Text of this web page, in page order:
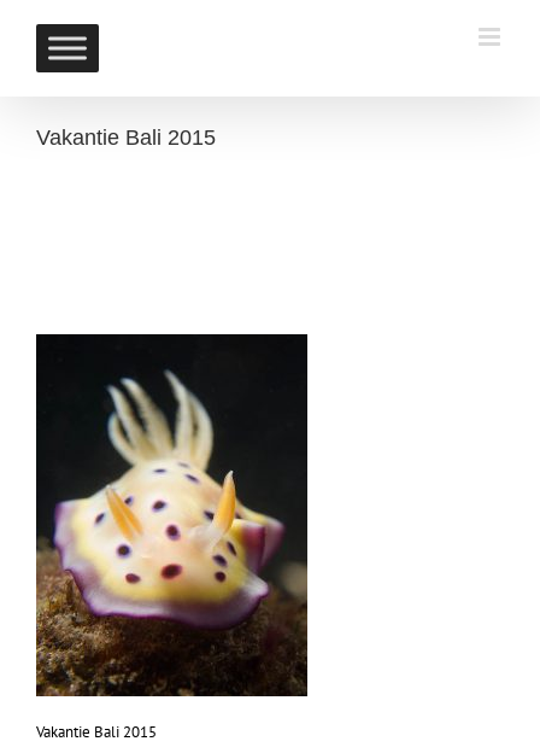
content
Vakantie Bali 2015
Vakantie Bali 2015